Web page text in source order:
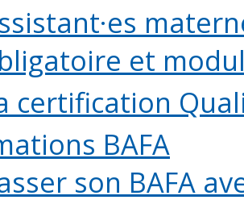
et
certification
BAFA
son BAFA